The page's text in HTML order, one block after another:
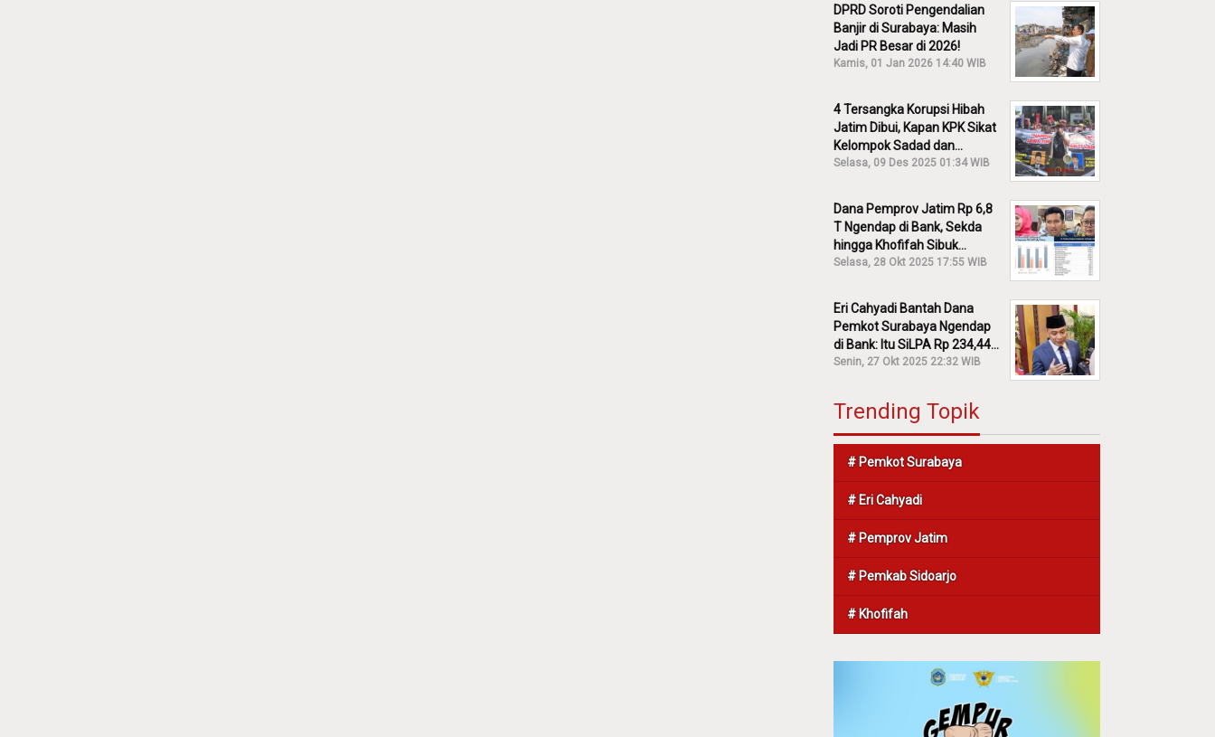
DPRD Soroti Pengendalian
Banjir di Surabaya: Masih
Jadi PR Besar di 2026!
Kamis, 01 Jan 2026 14:40 WIB
4 Tersangka Korupsi Hibah
Jatim Dibui, Kapan KPK Sikat
Kelompok Sadad dan
Iskandar?
Selasa, 09 Des 2025 01:34 WIB
Dana Pemprov Jatim Rp 6,8
T Ngendap di Bank, Sekda
hingga Khofifah Sibuk
Membantah!
Selasa, 28 Okt 2025 17:55 WIB
Eri Cahyadi Bantah Dana
Pemkot Surabaya Ngendap
di Bank: Itu SiLPA Rp 234,44
M!
Senin, 27 Okt 2025 22:32 WIB
Trending Topik
# Pemkot Surabaya
# Eri Cahyadi
# Pemprov Jatim
# Pemkab Sidoarjo
# Khofifah